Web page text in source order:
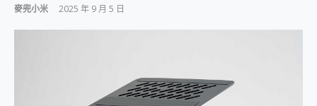
美到讓人超想擁有 moto pad 60 系列 與 Moto | Swarovski razr 60 冰藍限定版本 開箱 評測
好用的 EaseUS Partition Master 讓您輕鬆的移除與格式化有防寫保護的隨身碟或SD卡
麥兜小米 2025 年 9 月 5 日